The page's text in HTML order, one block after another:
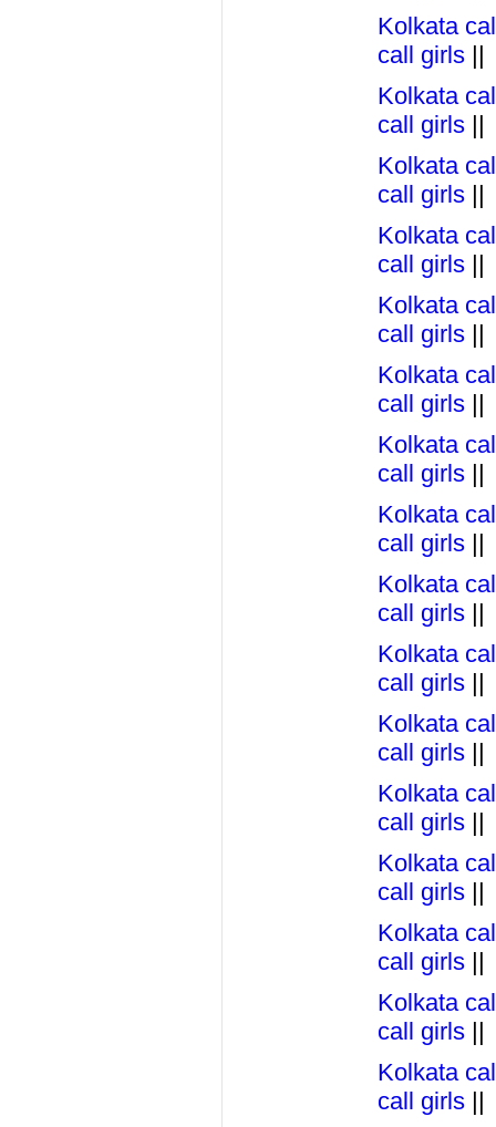
Kolkata
call girls ||
Kolkata
call girls ||
Kolkata
call girls ||
Kolkata
call girls ||
Kolkata
call girls ||
Kolkata
call girls ||
Kolkata
call girls ||
Kolkata
call girls ||
Kolkata
call girls ||
Kolkata
call girls ||
Kolkata
call girls ||
Kolkata
call girls ||
Kolkata
call girls ||
Kolkata
call girls ||
Kolkata
call girls ||
Kolkata
call girls ||